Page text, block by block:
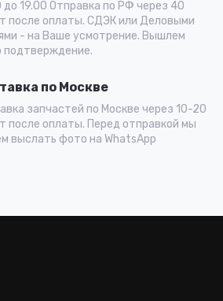
до 19.00 Отправка по РФ через 40
после оплаты. СДЭК или Деловыми
- на Ваше усмотрение. Вышлем
подтверждение.
по Москве
запчастей по Москве через 10-20
после оплаты. Перед отправкой мы
выслать фото на WhatsApp